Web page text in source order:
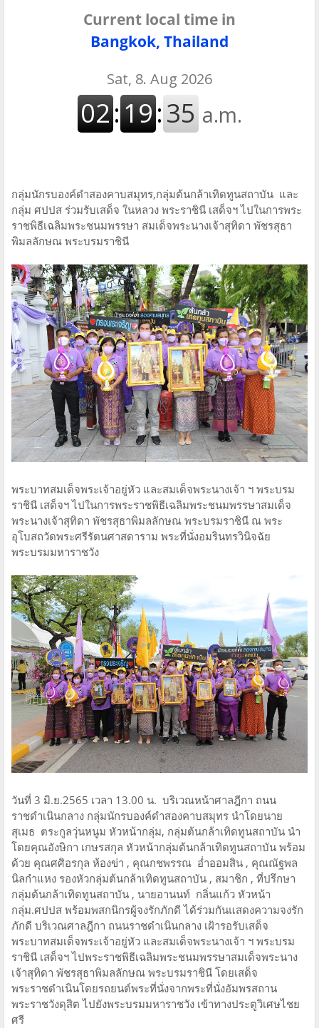
Current local time in
Bangkok, Thailand
กลุ่มนักรบองค์ดำสองคาบสมุทร,กลุ่มต้นกล้าเทิดทูนสถาบัน และ
กลุ่ม ศปปส ร่วมรับเสด็จ ในหลวง พระราชินี เสด็จฯ ไปในการพระ
ราชพิธีเฉลิมพระชนมพรรษา สมเด็จพระนางเจ้าสุทิดา พัชรสุธา
พิมลลักษณ พระบรมราชินี
พระบาทสมเด็จพระเจ้าอยู่หัว และสมเด็จพระนางเจ้า ฯ พระบรม
ราชินี เสด็จฯ ไปในการพระราชพิธีเฉลิมพระชนมพรรษาสมเด็จ
พระนางเจ้าสุทิดา พัชรสุธาพิมลลักษณ พระบรมราชินี ณ พระ
อุโบสถวัดพระศรีรัตนศาสดาราม พระที่นั่งอมรินทรวินิจฉัย
พระบรมมหาราชวัง
วันที่ 3 มิ.ย.2565 เวลา 13.00 น. บริเวณหน้าศาลฎีกา ถนน
ราชดำเนินกลาง กลุ่มนักรบองค์ดำสองคาบสมุทร นำโดยนาย
สุเมธ ตระกูลวุ่นหนูม หัวหน้ากลุ่ม, กลุ่มต้นกล้าเทิดทูนสถาบัน นำ
โดยคุณอังษิกา เกษรสกุล หัวหน้ากลุ่มต้นกล้าเทิดทูนสถาบัน พร้อม
ด้วย คุณศศิอรกุล ห้องข่า , คุณกชพรรณ อ่ำออมสิน , คุณณัฐพล
นิลกำแหง รองหัวกลุ่มต้นกล้าเทิดทูนสถาบัน , สมาชิก , ที่ปรึกษา
กลุ่มต้นกล้าเทิดทูนสถาบัน , นายอานนท์ กลิ่นแก้ว หัวหน้า
กลุ่ม.ศปปส พร้อมพสกนิกรผู้จงรักภักดี ได้ร่วมกันแสดงความจงรัก
ภักดี บริเวณศาลฎีกา ถนนราชดำเนินกลาง เฝ้ารอรับเสด็จ
พระบาทสมเด็จพระเจ้าอยู่หัว และสมเด็จพระนางเจ้า ฯ พระบรม
ราชินี เสด็จฯ ไปพระราชพิธีเฉลิมพระชนมพรรษาสมเด็จพระนาง
เจ้าสุทิดา พัชรสุธาพิมลลักษณ พระบรมราชินี โดยเสด็จ
พระราชดำเนินโดยรถยนต์พระที่นั่งจากพระที่นั่งอัมพรสถาน
พระราชวังดุสิต ไปยังพระบรมมหาราชวัง เข้าทางประตูวิเศษไชย
ศรี